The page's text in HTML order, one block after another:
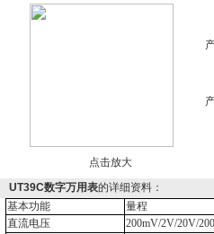
点击放大
UT39C数字万用表的详细资料：
基本功能
量程
直流电压
200mV/2V/20V/